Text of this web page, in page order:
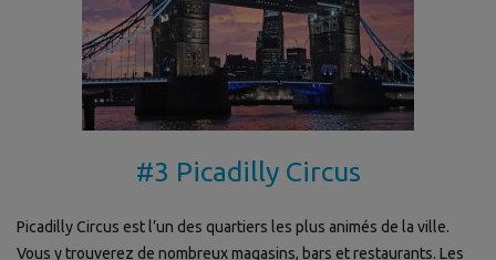
#3 Picadilly Circus
Picadilly Circus est l’un des quartiers les plus animés de la ville.
Vous y trouverez de nombreux magasins, bars et restaurants. Les